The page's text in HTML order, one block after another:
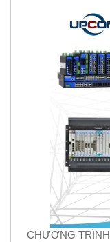
CHƯƠNG